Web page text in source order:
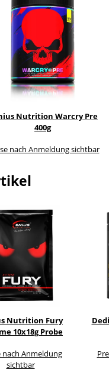
Nutrition Warcry Pre
400g
nach Anmeldung sichtbar
Nutrition Fury
10x18g Probe
nach Anmeldung
sichtbar